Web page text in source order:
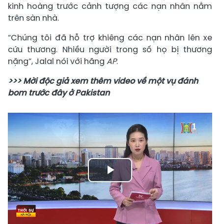
kinh hoàng trước cảnh tượng các nạn nhân nằm
trên sàn nhà.
“Chúng tôi đã hỗ trợ khiêng các nạn nhân lên xe
cứu thương. Nhiều người trong số họ bị thương
nặng”, Jalal nói với hãng AP.
>>> Mời độc giả xem thêm video về một vụ đánh
bom trước đây ở Pakistan
Play
Video